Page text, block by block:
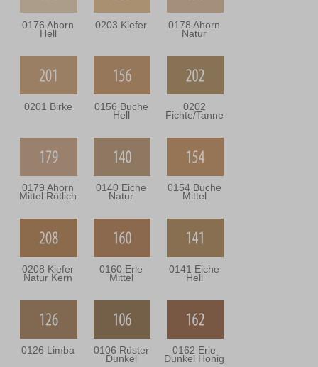
0176 Ahorn
Hell
0203 Kiefer 0178 Ahorn
Natur
0201 Birke 0156 Buche
Hell
0202
Fichte/Tanne
0179 Ahorn
Mittel Rötlich
0140 Eiche
Natur
0154 Buche
Mittel
0208 Kiefer
Natur Kern
0160 Erle
Mittel
0141 Eiche
Hell
0126 Limba 0106 Rüster
Dunkel
0162 Erle
Dunkel Honig